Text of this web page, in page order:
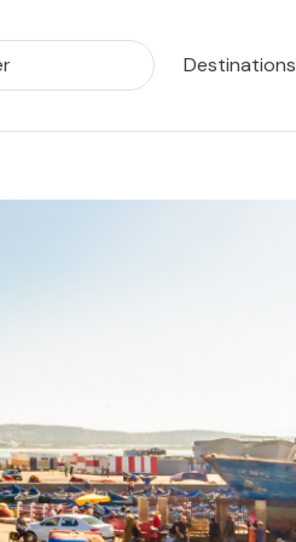
Destinations